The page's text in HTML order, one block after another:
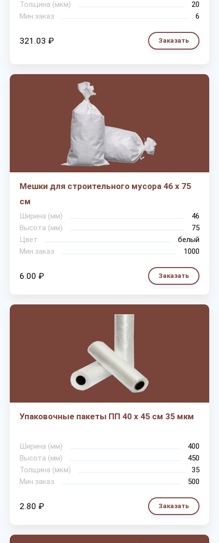
Толщина (мкм)
20
Мин.заказ
6
321.03 ₽ Заказать
Мешки для строительного мусора 46 х 75
см
Ширина (мм)
46
Высота (мм)
75
Цвет
белый
Мин.заказ
1000
6.00 ₽ Заказать
Упаковочные пакеты ПП 40 х 45 см 35 мкм
Ширина (мм)
400
Высота (мм)
450
Толщина (мкм)
35
Мин.заказ
500
2.80 ₽ Заказать